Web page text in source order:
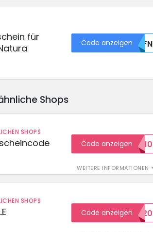
für
Code anzeigen U0FN
Shops
SHOPS
WEITERE INFORMATIONEN
Code anzeigenEXTRA10
SHOPS
Code anzeigenSALE20